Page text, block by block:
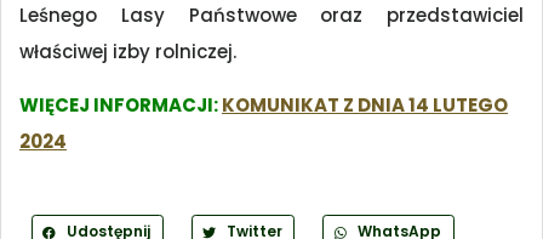
Leśnego Lasy Państwowe oraz przedstawiciel
właściwej izby rolniczej.
WIĘCEJ INFORMACJI:KOMUNIKAT Z DNIA 14 LUTEGO
2024
Udostępnij Twitter WhatsApp